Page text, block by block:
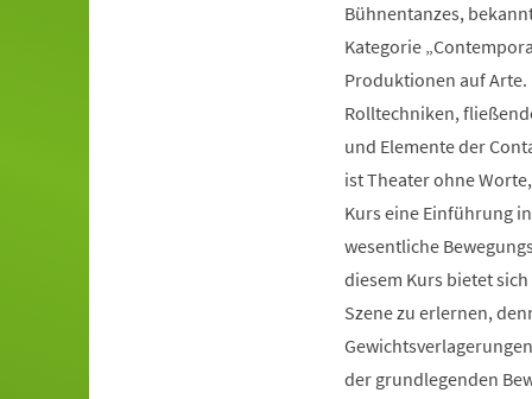
Bühnentanzes,
Kategorie
Produktionen auf Arte.
Rolltechniken,
und Elemente der
ist Theater ohne
Kurs eine Einführung
wesentliche
diesem Kurs bietet
Szene zu erlernen,
der grundlegenden